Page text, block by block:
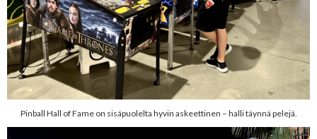
Pinball Hall of Fame on sisäpuolelta hyvin askeettinen – halli täynnä pelejä.